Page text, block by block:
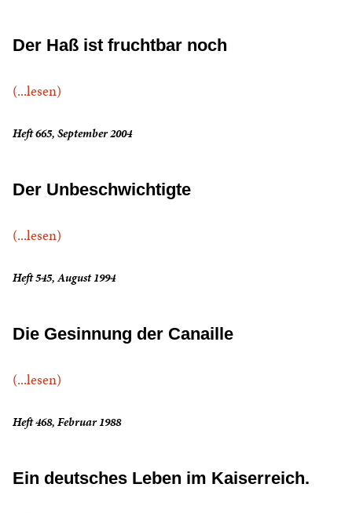
Der Haß ist fruchtbar noch
(...lesen)
Heft 665, September 2004
Der Unbeschwichtigte
(...lesen)
Heft 545, August 1994
Die Gesinnung der Canaille
(...lesen)
Heft 468, Februar 1988
Ein deutsches Leben im Kaiserreich.